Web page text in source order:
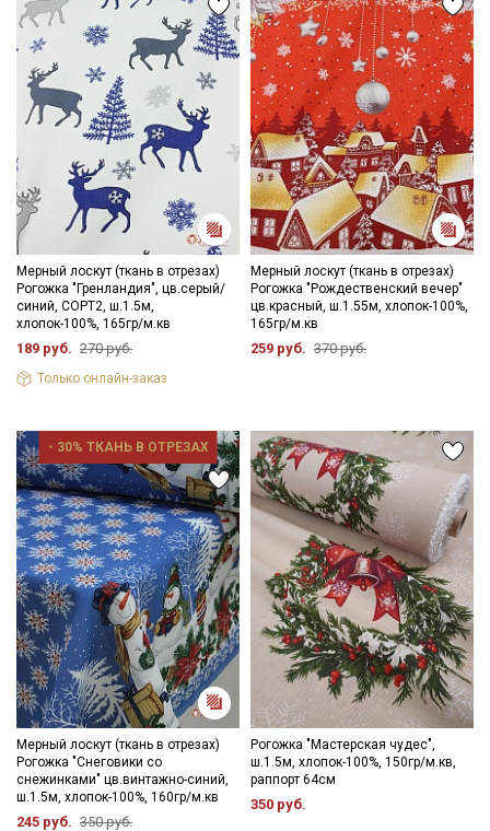
Мерный лоскут (ткань в отрезах)
Рогожка "Гренландия", цв.серый/
синий, СОРТ2, ш.1.5м,
хлопок-100%, 165гр/м.кв
189 руб. 270 руб.
Только онлайн-заказ
Мерный лоскут (ткань в отрезах)
Рогожка "Рождественский вечер"
цв.красный, ш.1.55м, хлопок-100%,
165гр/м.кв
259 руб. 370 руб.
- 30% ТКАНЬ В ОТРЕЗАХ
Мерный лоскут (ткань в отрезах)
Рогожка "Снеговики со
снежинками" цв.винтажно-синий,
ш.1.5м, хлопок-100%, 160гр/м.кв
245 руб. 350 руб.
Рогожка "Мастерская чудес",
ш.1.5м, хлопок-100%, 150гр/м.кв,
раппорт 64см
350 руб.
категории тканей
Электронная почта
Подписаться
Ознакомлен(а) сПолитикой обработки персональных
и даю
Согласие на обработку персональных
данных
ДаюСогласие на получение рекламных и
информационных рассылок